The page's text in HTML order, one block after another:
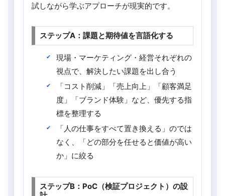
試しながら学ぶアプローチが現実的です。
ステップA：課題と期待値を言語化する
現場・マーケティング・経営それぞれの
視点で、解決したい課題を出し合う
「コスト削減」「売上向上」「顧客満足
度」「ブランド体験」など、優先する指
標を整理する
「人の仕事をすべて置き換える」のでは
なく、「どの部分を任せると価値が高い
か」に絞る
ステップB：PoC（検証プロジェクト）の設